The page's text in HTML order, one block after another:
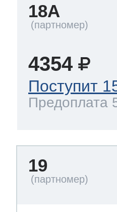
18A
4354
Поступит
Предоплата
19